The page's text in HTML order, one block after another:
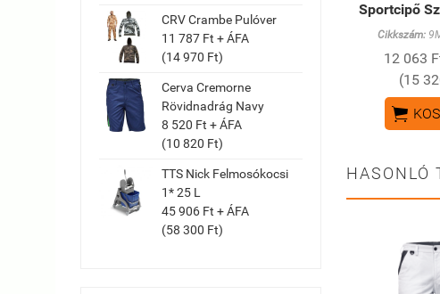
CRV Crambe Pulóver
11 787 Ft + ÁFA
(14 970 Ft)
Cerva Cremorne
Rövidnadrág Navy
8 520 Ft + ÁFA
(10 820 Ft)
TTS Nick Felmosókocsi
1* 25 L
45 906 Ft + ÁFA
(58 300 Ft)
Sportcipő
Cikkszám:
12 063
(15

HASONLÓ